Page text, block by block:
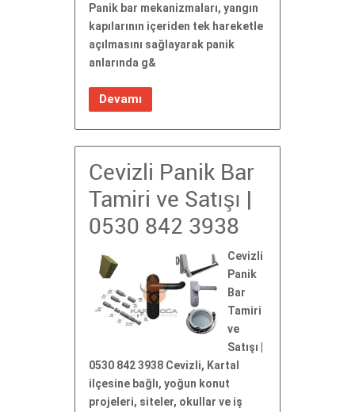
Panik bar mekanizmaları, yangın
kapılarının içeriden tek hareketle
açılmasını sağlayarak panik
anlarında g&
Devamı
Cevizli Panik Bar
Tamiri ve Satışı |
0530 842 3938
Cevizli
Panik
Bar
Tamiri
ve
Satışı |
0530 842 3938 Cevizli, Kartal
ilçesine bağlı, yoğun konut
projeleri, siteler, okullar ve iş